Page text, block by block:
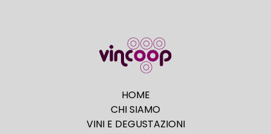
HOME
CHI SIAMO
VINI E DEGUSTAZIONI